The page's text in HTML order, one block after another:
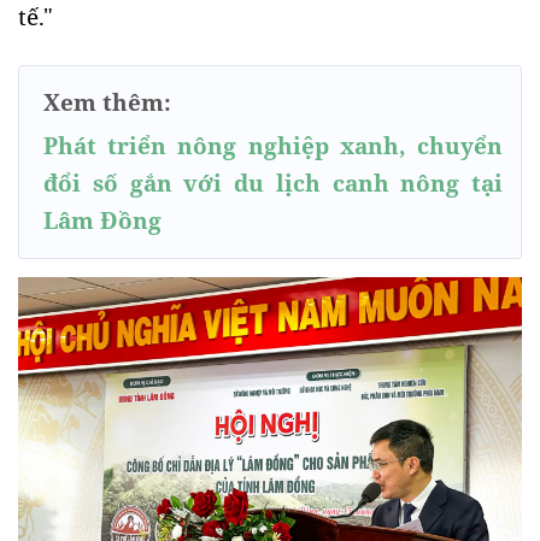
tế."
Xem thêm:
Phát triển nông nghiệp xanh, chuyển
đổi số gắn với du lịch canh nông tại
Lâm Đồng